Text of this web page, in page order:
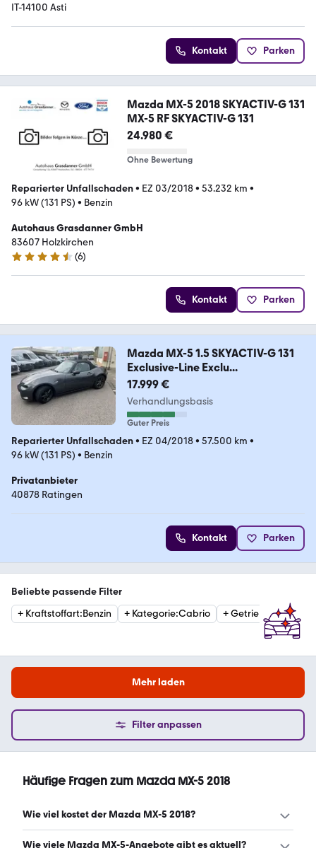
IT-14100 Asti
Kontakt Parken
Mazda MX-5 2018 SKYACTIV-G 131
MX-5 RF SKYACTIV-G 131
24.980 €
Ohne Bewertung
Reparierter Unfallschaden• EZ 03/2018• 53.232 km •
96 kW (131 PS) • Benzin
Autohaus Grasdanner GmbH
83607 Holzkirchen
4.5 Sterne
(6)
Kontakt Parken
Mazda MX-5 1.5 SKYACTIV-G 131
Exclusive-Line Exclu...
17.999 €
Verhandlungsbasis
Guter Preis
Reparierter Unfallschaden• EZ 04/2018• 57.500 km •
96 kW (131 PS) • Benzin
Privatanbieter
40878 Ratingen
Kontakt Parken
Beliebte passende Filter
+ Kraftstoffart:Benzin + Kategorie:Cabrio +Getriebe:
Mehr laden
Filter anpassen
Häufige Fragen zum Mazda MX-5 2018
Wie viel kostet der Mazda MX-5 2018?
Ein guter Preis für einen Mazda MX-5 2018 liegt zwischen
Wie viele Mazda MX-5-Angebote gibt es aktuell?